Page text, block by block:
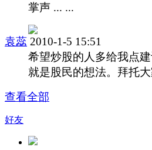
掌声 ... ...
袁蕊 2010-1-5 15:51
希望炒股的人多给我点
就是股民的想法。拜托
查看全部
好友